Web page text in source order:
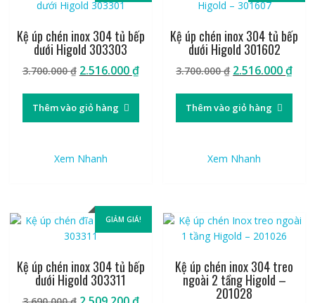
Kệ úp chén inox 304 tủ bếp
dưới Higold 303303
3.700.000₫ Giá
là:
3.700.000 ₫.
2.516.000₫Giá
Thêm vào giỏ hàng
Xem Nhanh
Kệ úp chén inox 304 tủ bếp
dưới Higold 301602
3.700.000₫ Giá
là:
3.700.000 ₫.
2.516.000₫Giá
Thêm vào giỏ hàng
Xem Nhanh
GIẢM GIÁ!
Kệ úp chén inox 304 tủ bếp
dưới Higold 303311
Giá Giá
Kệ úp chén inox 304 treo
ngoài 2 tầng Higold –
201028